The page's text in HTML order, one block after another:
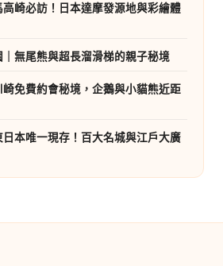
崎必訪！日本達摩發源地與彩繪體
無尾熊與超長溜滑梯的親子秘境
免費約會秘境，企鵝與小貓熊近距
本唯一現存！百大名城與江戶大廣